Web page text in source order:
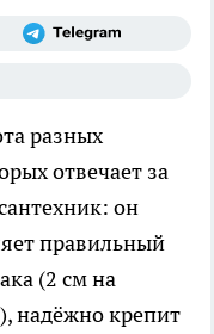
разных
отвечает за
он
правильный
(2 см на
надёжно крепит